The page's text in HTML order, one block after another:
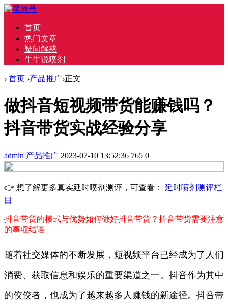
首页
热门文章
疑问解惑
牛牛说喷剂
› 首页 ›产品推广›正文
做抖音短视频带货能赚钱吗？
抖音带货实战经验分享
admin 产品推广 2023-07-10 13:52:36 765 0
👉 想了解更多真实延时喷剂测评，可查看： 延时喷剂测评栏
目
抖音带货的模式与优势如何做好抖音带货？ 抖音带货需要注意
的事项结语
随着社交媒体的不断发展，短视频平台已经成为了人们
消费、获取信息和娱乐的重要渠道之一。抖音作为其中
的佼佼者，也成为了越来越多人赚钱的新途径。抖音带